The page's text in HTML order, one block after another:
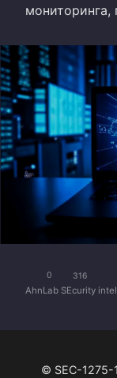
0 316
AhnLab SEcurity
© SEC-1275-